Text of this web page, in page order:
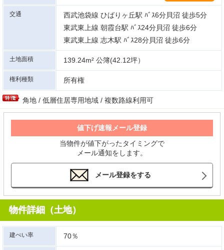
交通
西武池袋線 ひばりヶ丘駅 ﾊﾞｽ6分貝沼 徒歩5分
東武東上線 朝霞台駅 ﾊﾞｽ24分貝沼 徒歩6分
東武東上線 志木駅 ﾊﾞｽ28分貝沼 徒歩6分
土地面積 139.24m² 公簿(42.12坪）
権利種類 所有権
角地 / 低層住居専用地域 / 複数路線利用可
値下げ速報メール登録
当物件が値下がったタイミングで
メール通知をします。
メール登録をする
物件詳細（土地）
建ぺい率 70％